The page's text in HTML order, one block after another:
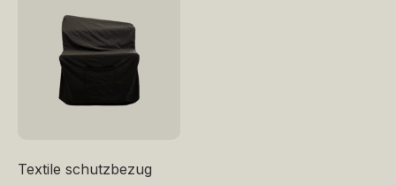
Textile schutzbezug